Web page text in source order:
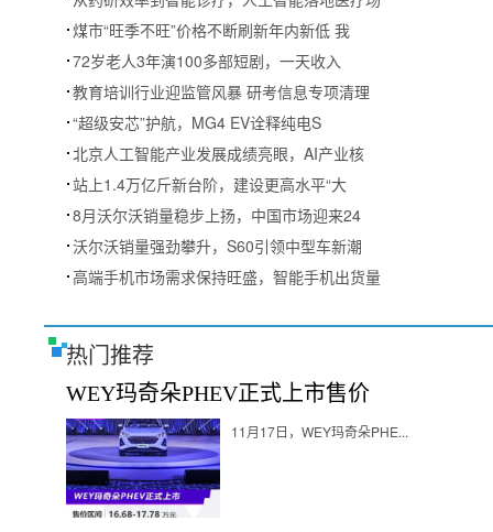
煤市“旺季不旺”价格不断刷新年内新低 我
72岁老人3年演100多部短剧，一天收入
教育培训行业迎监管风暴 研考信息专项清理
“超级安芯”护航，MG4 EV诠释纯电S
北京人工智能产业发展成绩亮眼，AI产业核
站上1.4万亿斤新台阶，建设更高水平“大
8月沃尔沃销量稳步上扬，中国市场迎来24
沃尔沃销量强劲攀升，S60引领中型车新潮
高端手机市场需求保持旺盛，智能手机出货量
热门推荐
WEY玛奇朵PHEV正式上市售价
11月17日，WEY玛奇朵PHE...